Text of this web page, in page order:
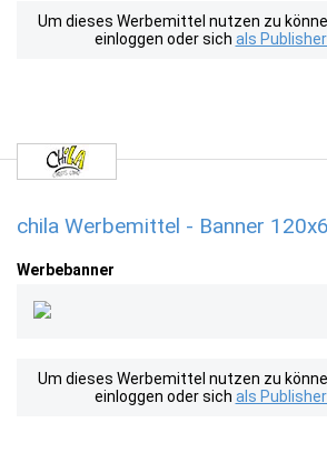
Um dieses Werbemittel nutzen zu
einloggen oder sich als
chila Werbemittel - Banner
Werbebanner
Um dieses Werbemittel nutzen zu
einloggen oder sich als